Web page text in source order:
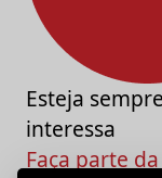
Esteja
interessa
Faça parte